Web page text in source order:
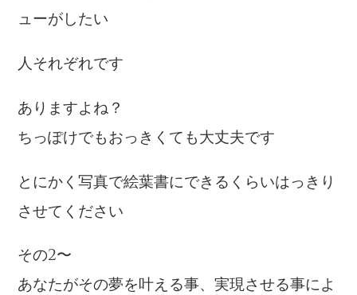
ューがしたい
人それぞれです
ありますよね？
ちっぽけでもおっきくても大丈夫です
とにかく写真で絵葉書にできるくらいはっきり
させてください
その2〜
あなたがその夢を叶える事、実現させる事によ